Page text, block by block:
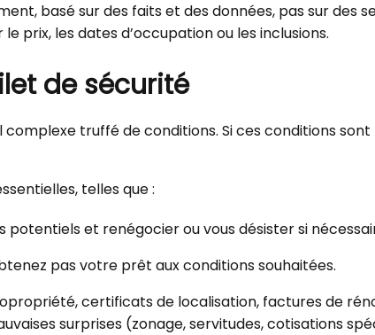
basé sur des faits et des données, pas sur
prix, les dates d’occupation ou les inclusions.
de sécurité
complexe truffé de conditions. Si ces conditions
telles que :
potentiels et renégocier ou vous désister si
pas votre prêt aux conditions souhaitées.
certificats de localisation, factures de
surprises (zonage, servitudes, cotisations